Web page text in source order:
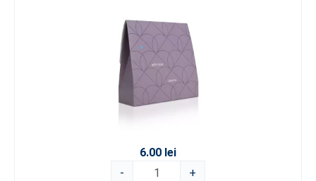
6.00 lei
-
+